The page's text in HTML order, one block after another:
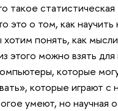
такое статистическая
это о том, как
понять, как
этого можно взять
которые
которые играют с
умеют, но научная